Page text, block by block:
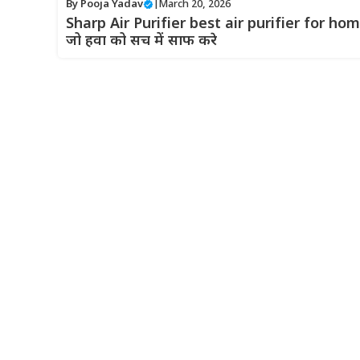
By Pooja Yadav March 20, 2026
Sharp Air Purifier best air purifier for
जो हवा को सच में साफ करे